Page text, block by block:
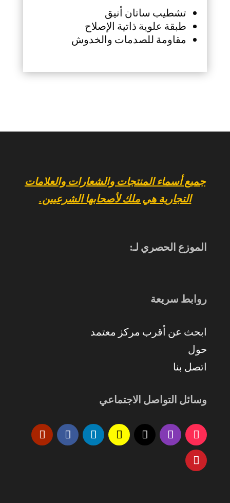
تشطيب ساتان أنيق
طبقة علوية ذاتية الإصلاح
مقاومة للصدمات والخدوش
جميع أسماء المنتجات والشعارات والعلامات
التجارية هي ملك لأصحابها الشرعيين.
الموزع الحصري لـ:
روابط سريعة
ابحث عن أقرب مركز معتمد
حول
اتصل بنا
وسائل التواصل الاجتماعي